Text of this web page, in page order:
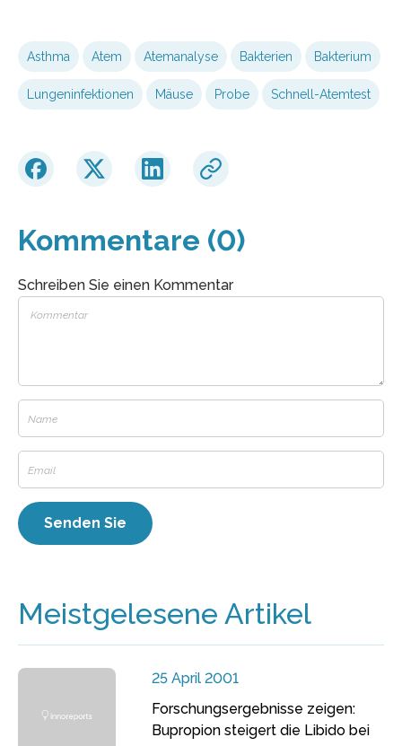
Asthma Atem Atemanalyse Bakterien Bakterium
Lungeninfektionen Mäuse Probe Schnell-Atemtest
Kommentare (0)
Schreiben Sie einen Kommentar
Meistgelesene Artikel
25 April 2001
Forschungsergebnisse zeigen:
Bupropion steigert die Libido bei